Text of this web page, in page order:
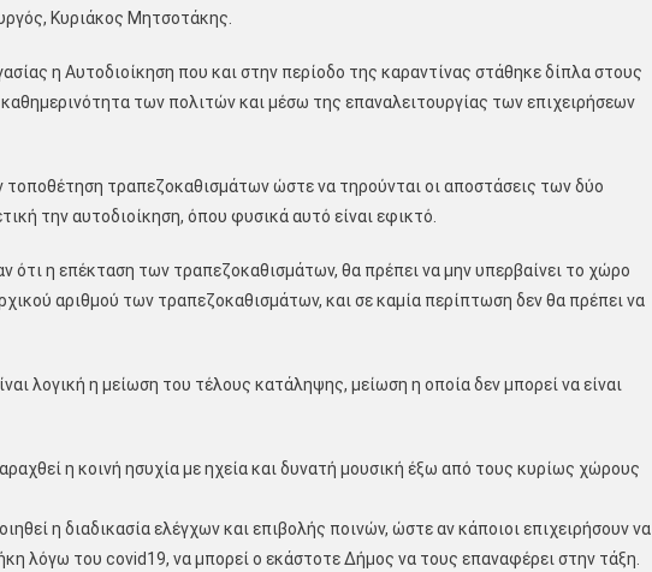
Κυριάκος Μητσοτάκης.
η Αυτοδιοίκηση που και στην περίοδο της καραντίνας στάθηκε δίπλα στους
των πολιτών και μέσω της επαναλειτουργίας των επιχειρήσεων
τραπεζοκαθισμάτων ώστε να τηρούνται οι αποστάσεις των δύο
την αυτοδιοίκηση, όπου φυσικά αυτό είναι εφικτό.
ότι η επέκταση των τραπεζοκαθισμάτων, θα πρέπει να μην υπερβαίνει το χώρο
αριθμού των τραπεζοκαθισμάτων, και σε καμία περίπτωση δεν θα πρέπει να
λογική η μείωση του τέλους κατάληψης, μείωση η οποία δεν μπορεί να είναι
η κοινή ησυχία με ηχεία και δυνατή μουσική έξω από τους κυρίως χώρους
η διαδικασία ελέγχων και επιβολής ποινών, ώστε αν κάποιοι επιχειρήσουν να
λόγω του covid19, να μπορεί ο εκάστοτε Δήμος να τους επαναφέρει στην τάξη.